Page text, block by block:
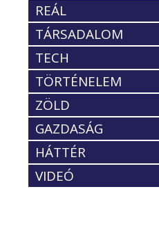
REÁL
TÁRSADALOM
TECH
TÖRTÉNELEM
ZÖLD
GAZDASÁG
HÁTTÉR
VIDEÓ